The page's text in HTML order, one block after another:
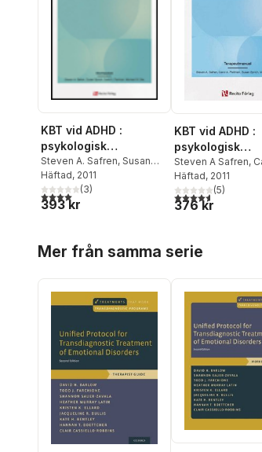
KBT vid ADHD :
psykologisk
behandling av vuxen-
ADHD Klienthandbok
Steven A. Safren, Susan
Sprich, Carol A. Perlman
Michael W. Otto
Häftad, 2011
4,0utav 5 stjärnor. Totalt antal röster:
(3)
393 kr
KBT vid ADHD :
psykologisk
behandling av
ADHD
Steven A Safren,
Perlman,Susan
Michael W Otto
Häftad, 2011
4,6utav 5 stjärnor.
(5)
376 kr
Mer från samma serie